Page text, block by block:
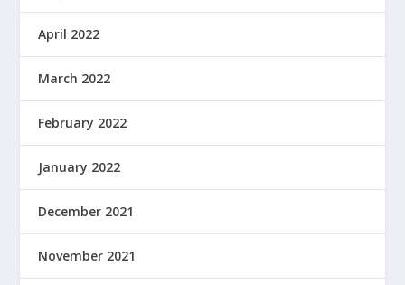
April 2022
March 2022
February 2022
January 2022
December 2021
November 2021